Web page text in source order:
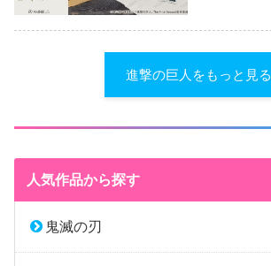
進撃の巨人をもっと見る
人気作品から探す
鬼滅の刃